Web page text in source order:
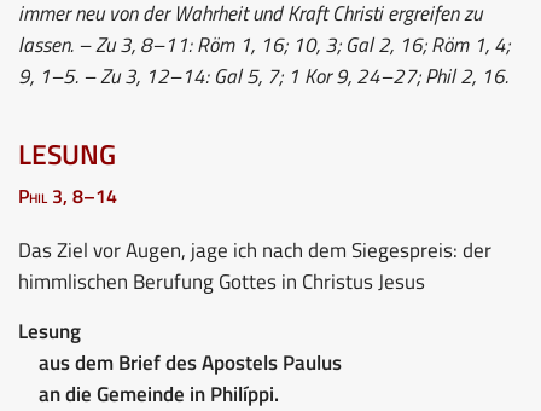
immer neu von der Wahrheit und Kraft Christi ergreifen zu
lassen. – Zu 3, 8–11: Röm 1, 16; 10, 3; Gal 2, 16; Röm 1, 4;
9, 1–5. – Zu 3, 12–14: Gal 5, 7; 1 Kor 9, 24–27; Phil 2, 16.
LESUNG
Phil 3, 8–14
Das Ziel vor Augen, jage ich nach dem Siegespreis: der
himmlischen Berufung Gottes in Christus Jesus
Lesung
aus dem Brief des Apostels Paulus
an die Gemeinde in Philíppi.